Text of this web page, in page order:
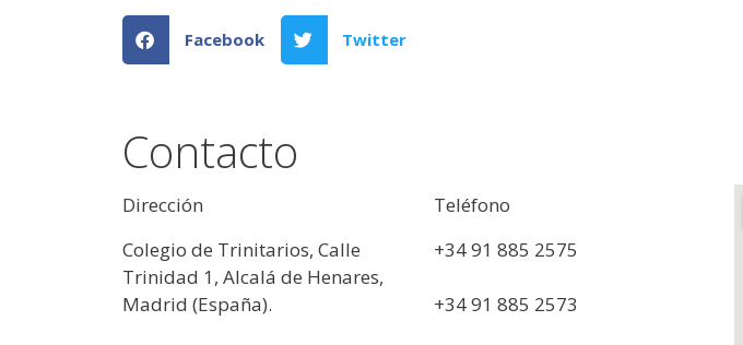
Facebook Twitter
Contacto
Dirección
Colegio de Trinitarios, Calle
Trinidad 1, Alcalá de Henares,
Madrid (España).
Teléfono
+34 91 885 2575
+34 91 885 2573